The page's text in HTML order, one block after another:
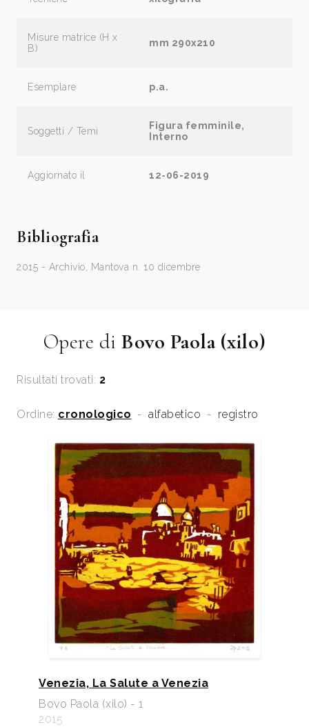
Misure matrice (H x
B)
mm 290x210
Esemplare p.a.
Soggetti / Temi
Figura femminile,
Interno
Aggiornato il 12-06-2019
Bibliografia
2015 - Archivio, Mantova n. 10 dicembre
Opere di Bovo Paola (xilo)
Risultati trovati: 2
Ordine: cronologico - alfabetico - registro
Venezia, La Salute a Venezia
Bovo Paola (xilo) - 1
2015